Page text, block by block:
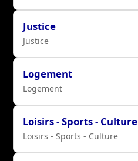
Justice
Justice
Logement
Logement
Loisirs - Sports - Culture
Loisirs - Sports - Culture